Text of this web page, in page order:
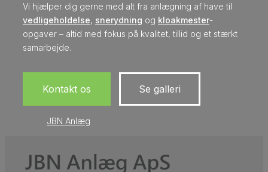
Vi hjælper dig gerne med alt fra anlægning af have til
vedligeholdelse, snerydning og kloakmester-
opgaver – altid med fokus på kvalitet, tillid og et stærkt
samarbejde.
Kontakt os Se galleri
JBN Anlæg